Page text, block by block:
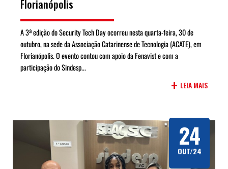
Florianópolis
A 3ª edição do Security Tech Day ocorreu nesta quarta-feira, 30 de
outubro, na sede da Associação Catarinense de Tecnologia (ACATE), em
Florianópolis. O evento contou com apoio da Fenavist e com a
participação do Sindesp...
+ LEIA MAIS
24
OUT/24